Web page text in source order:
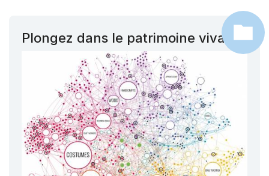
Plongez dans le patrimoine vivant !